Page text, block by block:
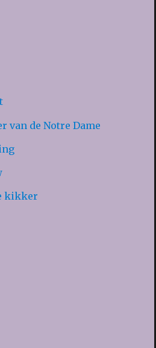
van de Notre Dame
kikker